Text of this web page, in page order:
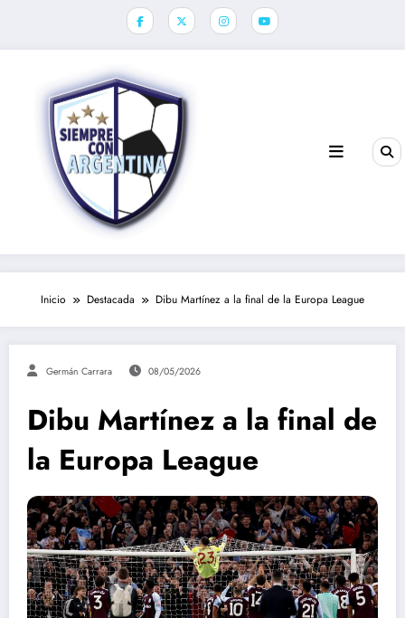
Inicio Destacada Dibu Martínez a la final de la Europa League
Germán Carrara 08/05/2026
Dibu Martínez a la final de
la Europa League